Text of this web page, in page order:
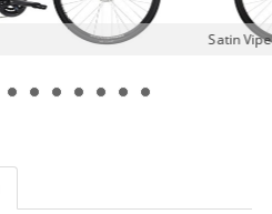
Satin